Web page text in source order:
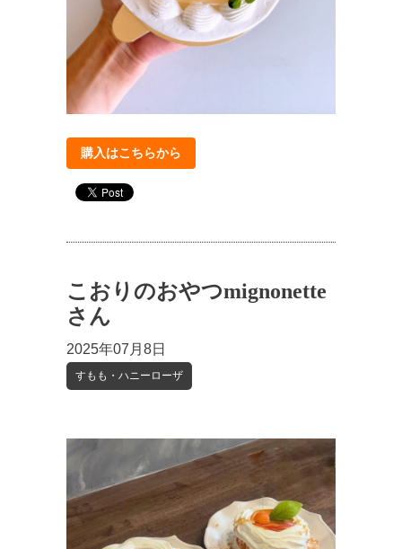
購入はこちらから
こおりのおやつmignonette
さん
2025年07月8日
すもも・ハニーローザ